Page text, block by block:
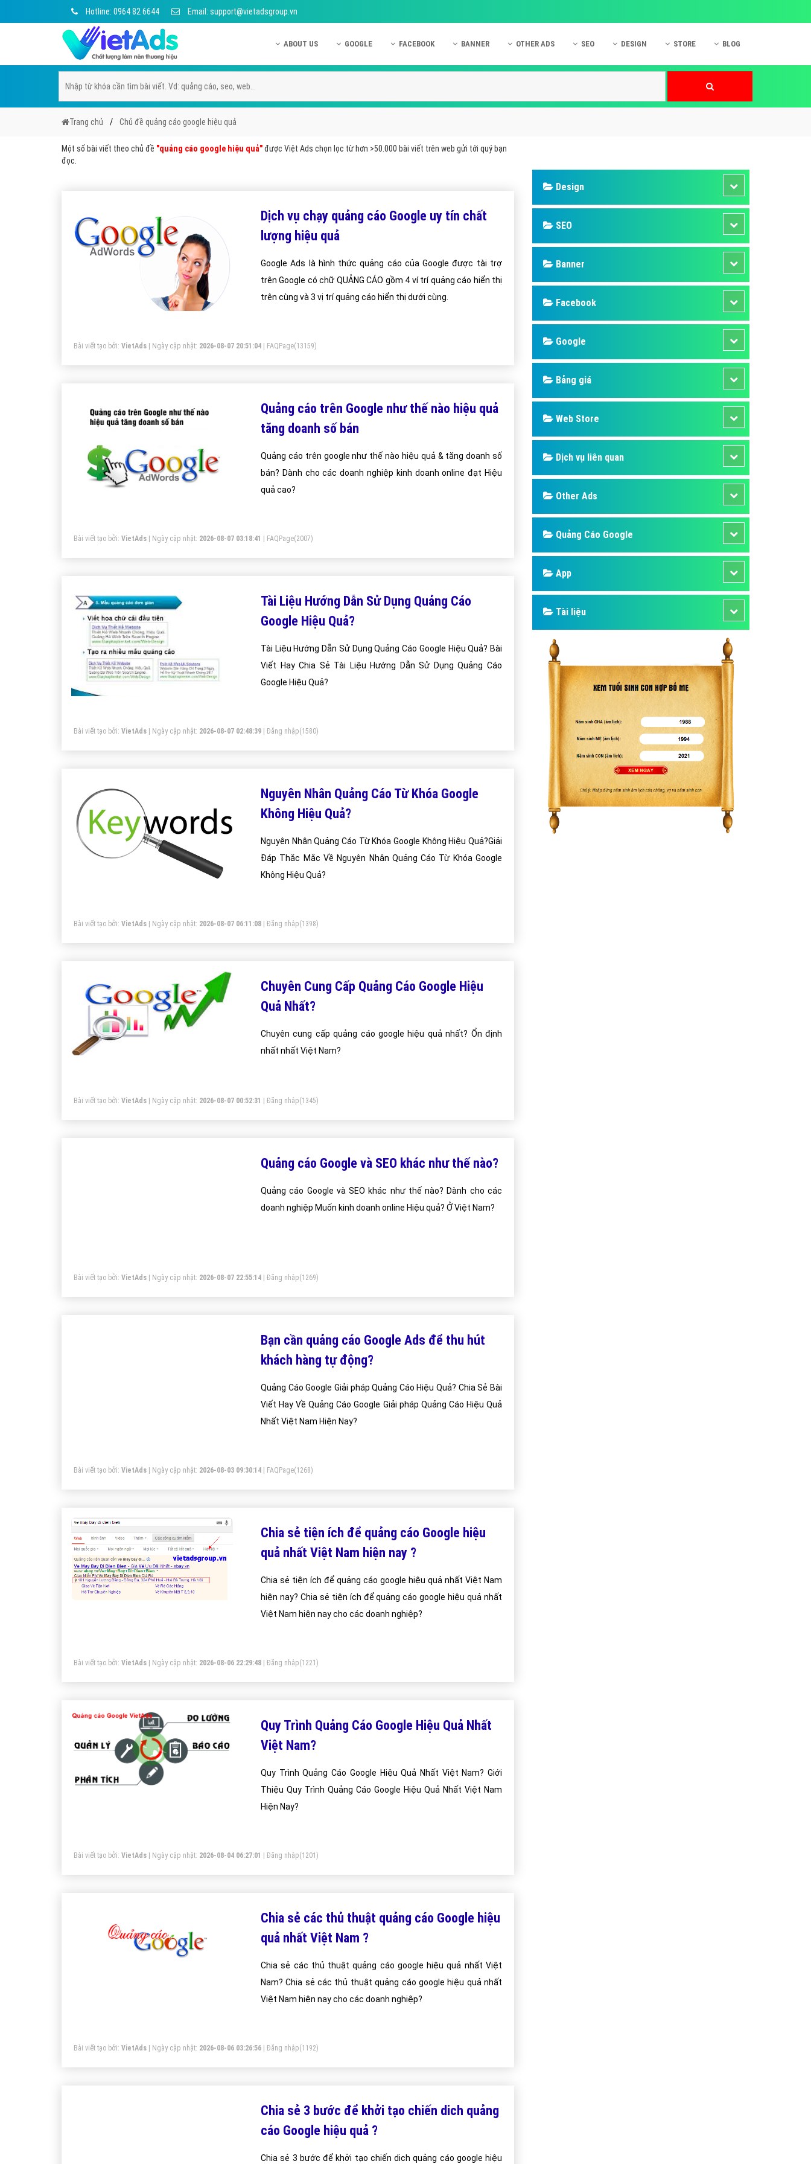
Hotline: 0964 82 6644 Email: support@vietadsgroup.vn
ABOUT US GOOGLE FACEBOOK BANNER OTHER ADS
Quảng cáo Skype
Quảng cáo TVC
Quảng cáo Cốc Cốc
Phần mềm ứng dụng hay
Hỏi đáp quảng cáo mobile
Hỏi đáp quảng cáo Online
Hỏi đáp quảng cáo Skype
Hỏi đáp Domain & Hosting
Hỏi đáp viết bài Marketing
Dịch vụ quảng cáo Zalo
Hỏi đáp quảng cáo Youtube
Thiết kế ứng dụng
Quảng cáo Cốc Cốc hiệu quả
Quảng cáo Zalo chuyên nghiệp
Định nghĩa
Nghĩa là gì
Phần mềm ứng dụng hay
SEO DESIGN STORE BLOG
Trang chủ Chủ đề quảng cáo google hiệu quả
Một số bài viết theo chủ đề "quảng cáo google hiệu quả"được Việt Ads chọn lọc từ hơn >50.000 bài viết trên web gửi tới quý bạn
đọc.
Dịch vụ chạy quảng cáo Google uy tín chất
lượng hiệu quả
Google Ads là hình thức quảng cáo của Google được tài trợ
trên Google có chữ QUẢNG CÁO gồm 4 ví trí quảng cáo hiển thị
trên cùng và 3 vị trí quảng cáo hiển thị dưới cùng.
Bài viết tạo bởi: VietAds | Ngày cập nhật: 2026-08-07 20:51:04 FAQPage(13159)
Quảng cáo trên Google như thế nào hiệu quả
tăng doanh số bán
Quảng cáo trên google như thế nào hiệu quả & tăng doanh số
bán? Dành cho các doanh nghiệp kinh doanh online đạt Hiệu
quả cao?
Bài viết tạo bởi: VietAds | Ngày cập nhật: 2026-08-07 03:18:41 FAQPage(2007)
Tài Liệu Hướng Dẫn Sử Dụng Quảng Cáo
Google Hiệu Quả?
Tài Liệu Hướng Dẫn Sử Dụng Quảng Cáo Google Hiệu Quả? Bài
Viết Hay Chia Sẻ Tài Liệu Hướng Dẫn Sử Dụng Quảng Cáo
Google Hiệu Quả?
Bài viết tạo bởi: VietAds | Ngày cập nhật: 2026-08-07 02:48:39 Đăng nhập(1580)
Nguyên Nhân Quảng Cáo Từ Khóa Google
Không Hiệu Quả?
Nguyên Nhân Quảng Cáo Từ Khóa Google Không Hiệu Quả?Giải
Đáp Thắc Mắc Về Nguyên Nhân Quảng Cáo Từ Khóa Google
Không Hiệu Quả?
Bài viết tạo bởi: VietAds | Ngày cập nhật: 2026-08-07 06:11:08 Đăng nhập(1398)
Chuyên Cung Cấp Quảng Cáo Google Hiệu
Quả Nhất?
Chuyên cung cấp quảng cáo google hiệu quả nhất? Ổn định
nhất nhất Việt Nam?
Bài viết tạo bởi: VietAds | Ngày cập nhật: 2026-08-07 00:52:31 Đăng nhập(1345)
Quảng cáo Google và SEO khác như thế nào?
Quảng cáo Google và SEO khác như thế nào? Dành cho các
doanh nghiệp Muốn kinh doanh online Hiệu quả? Ở Việt Nam?
Bài viết tạo bởi: VietAds | Ngày cập nhật: 2026-08-07 22:55:14 Đăng nhập(1269)
Bạn cần quảng cáo Google Ads để thu hút
khách hàng tự động?
Quảng Cáo Google Giải pháp Quảng Cáo Hiệu Quả? Chia Sẻ Bài
Viết Hay Về Quảng Cáo Google Giải pháp Quảng Cáo Hiệu Quả
Nhất Việt Nam Hiện Nay?
Bài viết tạo bởi: VietAds | Ngày cập nhật: 2026-08-03 09:30:14 FAQPage(1268)
Chia sẻ tiện ích để quảng cáo Google hiệu
quả nhất Việt Nam hiện nay ?
Chia sẻ tiện ích để quảng cáo google hiệu quả nhất Việt Nam
hiện nay? Chia sẻ tiện ích để quảng cáo google hiệu quả nhất
Việt Nam hiện nay cho các doanh nghiệp?
Bài viết tạo bởi: VietAds | Ngày cập nhật: 2026-08-06 22:29:48 Đăng nhập(1221)
Quy Trình Quảng Cáo Google Hiệu Quả Nhất
Việt Nam?
Quy Trình Quảng Cáo Google Hiệu Quả Nhất Việt Nam? Giới
Thiệu Quy Trình Quảng Cáo Google Hiệu Quả Nhất Việt Nam
Hiện Nay?
Bài viết tạo bởi: VietAds | Ngày cập nhật: 2026-08-04 06:27:01 Đăng nhập(1201)
Chia sẻ các thủ thuật quảng cáo Google hiệu
quả nhất Việt Nam ?
Chia sẻ các thủ thuật quảng cáo google hiệu quả nhất Việt
Nam? Chia sẻ các thủ thuật quảng cáo google hiệu quả nhất
Việt Nam hiện nay cho các doanh nghiệp?
Bài viết tạo bởi: VietAds | Ngày cập nhật: 2026-08-06 03:26:56 Đăng nhập(1192)
Chia sẻ 3 bước để khởi tạo chiến dich quảng
cáo Google hiệu quả ?
Chia sẻ 3 bước để khởi tạo chiến dich quảng cáo google hiệu
Design
SEO
Banner
Facebook
Google
Bảng giá
Web Store
Dịch vụ liên quan
Other Ads
Quảng Cáo Google
App
Tài liệu